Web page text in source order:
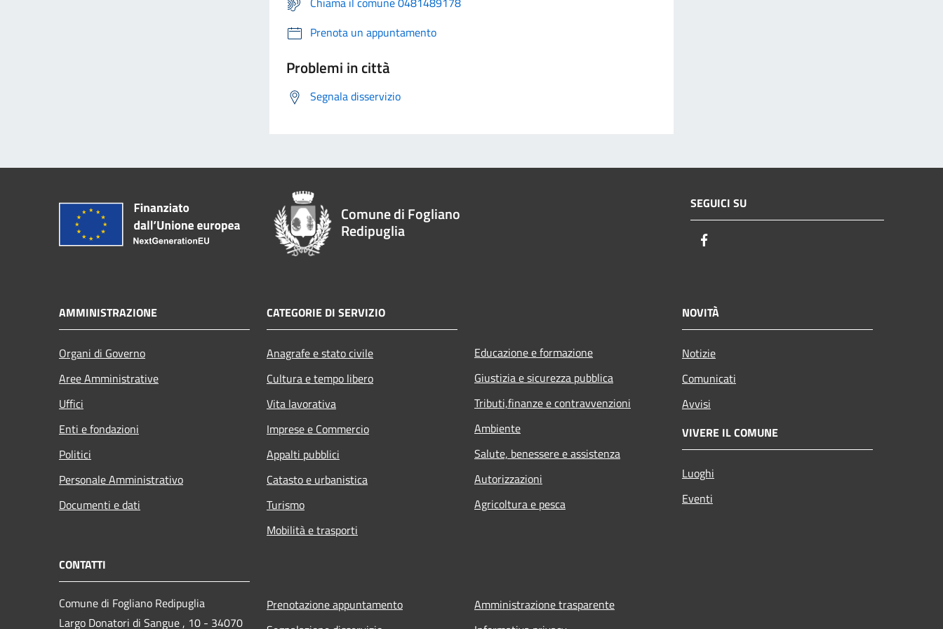
Prenota un appuntamento
Problemi in città
Segnala disservizio
Comune di Fogliano
Redipuglia
SEGUICI SU
AMMINISTRAZIONE
Organi di Governo
Aree Amministrative
Uffici
Enti e fondazioni
Politici
Personale Amministrativo
Documenti e dati
CATEGORIE DI SERVIZIO
Anagrafe e stato civile
Cultura e tempo libero
Vita lavorativa
Imprese e Commercio
Appalti pubblici
Catasto e urbanistica
Turismo
Mobilità e trasporti
Educazione e formazione
Giustizia e sicurezza pubblica
Tributi,finanze e contravvenzioni
Ambiente
Salute, benessere e assistenza
Autorizzazioni
Agricoltura e pesca
NOVITÀ
Notizie
Comunicati
Avvisi
VIVERE IL COMUNE
Luoghi
Eventi
CONTATTI
Comune di Fogliano Redipuglia
Largo Donatori di Sangue , 10 - 34070
Prenotazione appuntamento
Amministrazione trasparente